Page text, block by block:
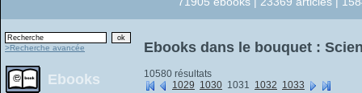
>Recherche avancée
Ebooks
Ebooks dans le bouquet :
10580 résultats
1029 1030 1031 1032 1033